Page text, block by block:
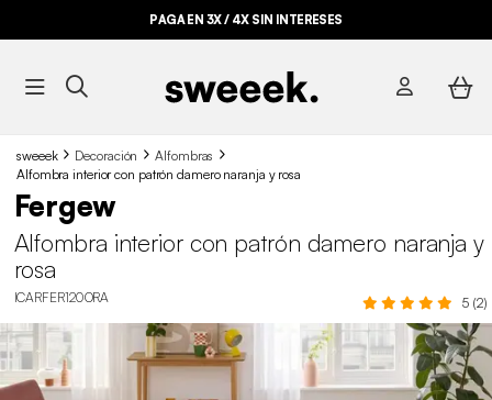
PAGA EN 3X / 4X SIN INTERESES
sweeek Decoración
Alfombras
Alfombra interior con patrón damero naranja y rosa
Fergew
Alfombra interior con patrón damero naranja y
rosa
ICARFER120ORA 5 (2)